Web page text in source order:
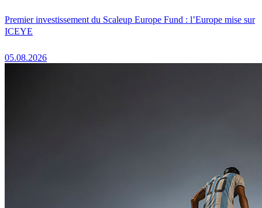
Premier investissement du Scaleup Europe Fund : l’Europe mise sur
ICEYE
05.08.2026